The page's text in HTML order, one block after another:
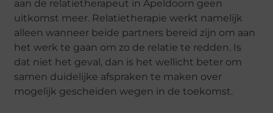
aan de relatietherapeut in Apeldoorn geen
uitkomst meer. Relatietherapie werkt namelijk
alleen wanneer beide partners bereid zijn om aan
het werk te gaan om zo de relatie te redden. Is
dat niet het geval, dan is het wellicht beter om
samen duidelijke afspraken te maken over
mogelijk gescheiden wegen in de toekomst.